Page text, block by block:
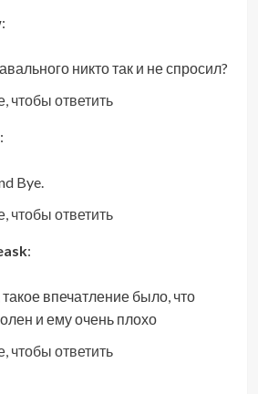
:
никто так и не спросил?
чтобы ответить
:
Bye.
чтобы ответить
:
впечатление было, что
и ему очень плохо
чтобы ответить